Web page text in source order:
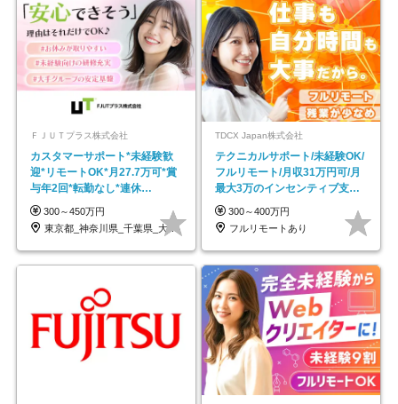
ＦＪＵＴプラス株式会社
カスタマーサポート*未経験歓
迎*リモートOK*月27.7万可*賞
与年2回*転勤なし*連休
OK/ZE010232
300～450万円
東京都_神奈川県_千葉県_大阪府_愛知県…
TDCX Japan株式会社
テクニカルサポート/未経験OK/
フルリモート/月収31万円可/月
最大3万のインセンティブ支給/
平均年齢33歳
300～400万円
フルリモートあり